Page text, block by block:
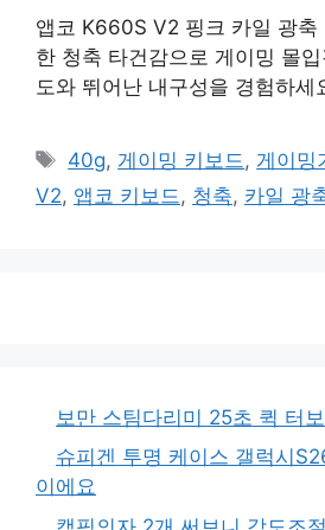
앱코 K660S V2 핑크 카일 광
한 청축 타건감으로 게이밍 몰
도와 뛰어난 내구성을 경험하세
태
그
40g, 게이밍 키보드 , 게이밍
V2, 앱코 키보드 , 청축, 카일 광
보만 스팀다리미 25초 퀵 터
슈피겐 투명 케이스 갤럭시
이에요